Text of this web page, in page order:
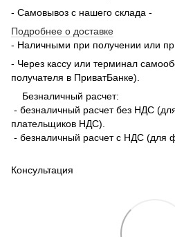
- Самовывоз с нашего склада -
Подробнее о доставке
- Наличными при получении или
- Через кассу или терминал
получателя в ПриватБанке).
Безналичный расчет:
- безналичный расчет без НДС
плательщиков НДС).
- безналичный расчет с НДС (для
Консультация